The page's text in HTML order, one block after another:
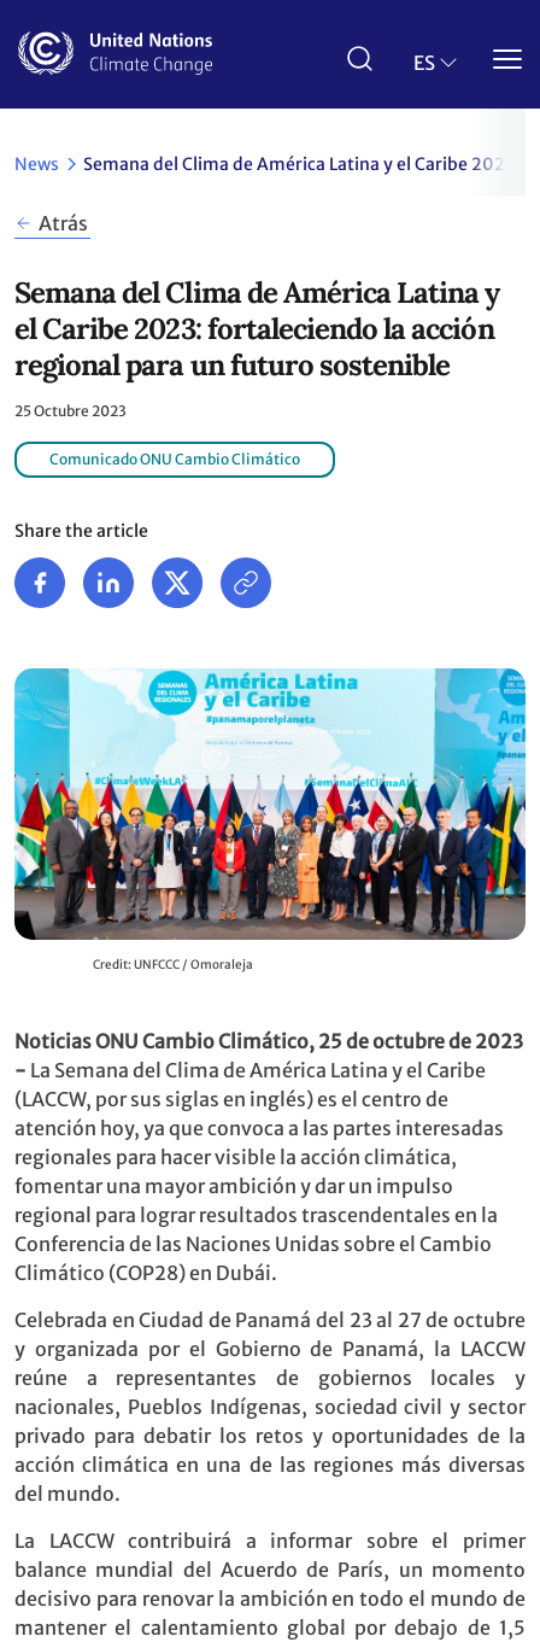
contenido
ES
News Semana del Clima de América Latina y el Caribe
Atrás
Semana del Clima de América Latina y
el Caribe 2023: fortaleciendo la acción
regional para un futuro sostenible
25 Octubre 2023
Comunicado ONU Cambio Climático
Share the article
Credit: UNFCCC / Omoraleja
Noticias ONU Cambio Climático, 25 de octubre de 2023
- La Semana del Clima de América Latina y el Caribe
(LACCW, por sus siglas en inglés) es el centro de
atención hoy, ya que convoca a las partes interesadas
regionales para hacer visible la acción climática,
fomentar una mayor ambición y dar un impulso
regional para lograr resultados trascendentales en la
Conferencia de las Naciones Unidas sobre el Cambio
Climático (COP28) en Dubái.
Celebrada en Ciudad de Panamá del 23 al 27 de octubre
y organizada por el Gobierno de Panamá, la LACCW
reúne a representantes de gobiernos locales y
nacionales, Pueblos Indígenas, sociedad civil y sector
privado para debatir los retos y oportunidades de la
acción climática en una de las regiones más diversas
del mundo.
La LACCW contribuirá a informar sobre el primer
balance mundial del Acuerdo de París, un momento
decisivo para renovar la ambición en todo el mundo de
mantener el calentamiento global por debajo de 1,5